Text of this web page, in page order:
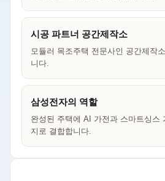
시공 파트너 공간제작소
모듈러 목조주택 전문사인 공간제작
니다.
삼성전자의 역할
완성된 주택에 AI 가전과 스마트싱스
지로 결합합니다.